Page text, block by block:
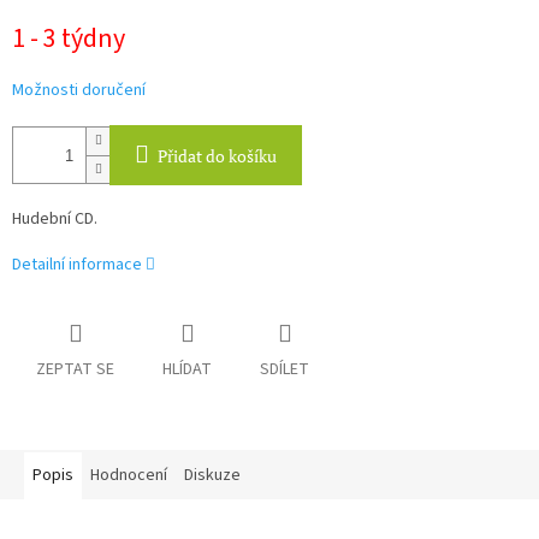
cena:
1 - 3 týdny
Možnosti doručení
Přidat do košíku
Hudební CD.
Detailní informace
ZEPTAT SE HLÍDAT SDÍLET
Popis Hodnocení Diskuze